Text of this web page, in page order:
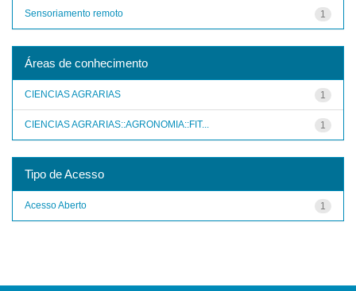
1
Sensoriamento remoto
Áreas de conhecimento
1
CIENCIAS AGRARIAS
1
CIENCIAS AGRARIAS::AGRONOMIA::FIT...
Tipo de Acesso
1
Acesso Aberto